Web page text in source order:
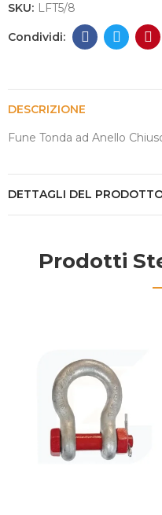
SKU: LFT5/8
DESCRIZIONE
Fune Tonda ad Anello
DETTAGLI DEL
Prodotti